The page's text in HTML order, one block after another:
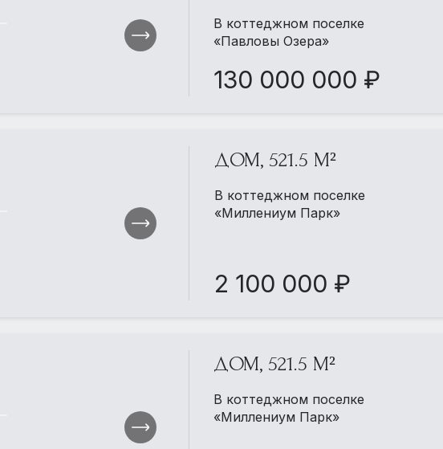
В коттеджном поселке
«Павловы Озера»
130 000 000 ₽
ДОМ, 521.5 М²
В коттеджном поселке
«Миллениум Парк»
2 100 000 ₽
ДОМ, 521.5 М²
В коттеджном поселке
«Миллениум Парк»